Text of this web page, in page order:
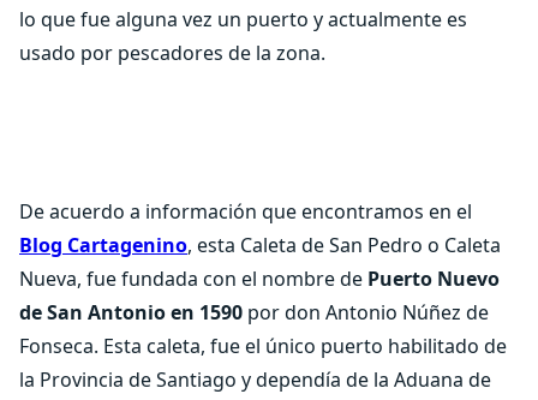
lo que fue alguna vez un puerto y actualmente es
usado por pescadores de la zona.
De acuerdo a información que encontramos en el
Blog Cartagenino, esta Caleta de San Pedro o Caleta
Nueva, fue fundada con el nombre de Puerto Nuevo
de San Antonio en 1590 por don Antonio Núñez de
Fonseca. Esta caleta, fue el único puerto habilitado de
la Provincia de Santiago y dependía de la Aduana de